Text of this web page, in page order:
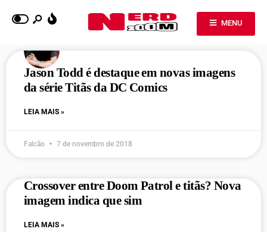
MENU
Jason Todd é destaque em novas imagens
da série Titãs da DC Comics
LEIA MAIS »
Falcão 7 de novembro de 2018
Crossover entre Doom Patrol e titãs? Nova
imagem indica que sim
LEIA MAIS »